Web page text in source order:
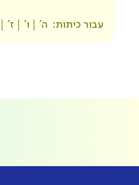
עבור כיתות: ה' ו' ז'